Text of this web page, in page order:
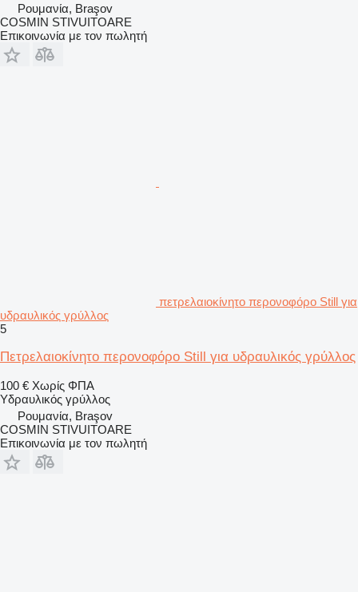
Ρουμανία, Braşov
COSMIN STIVUITOARE
Επικοινωνία με τον πωλητή
πετρελαιοκίνητο περονοφόρο Still για
υδραυλικός γρύλλος
5
Πετρελαιοκίνητο περονοφόρο Still για υδραυλικός γρύλλος
100 € Χωρίς ΦΠΑ
Υδραυλικός γρύλλος
Ρουμανία, Braşov
COSMIN STIVUITOARE
Επικοινωνία με τον πωλητή